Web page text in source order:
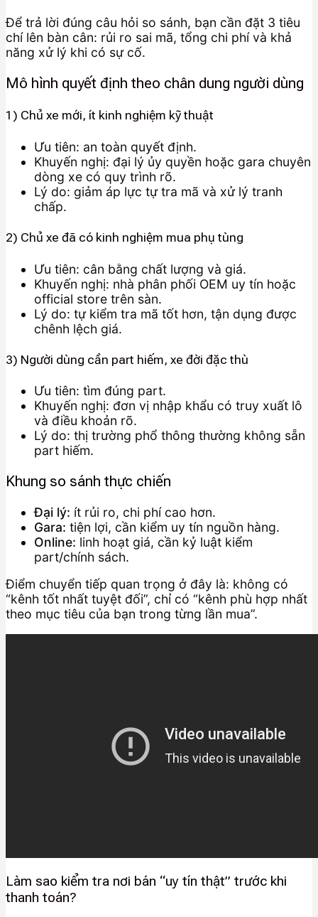
Để trả lời đúng câu hỏi so sánh, bạn cần đặt 3 tiêu
chí lên bàn cân: rủi ro sai mã, tổng chi phí và khả
năng xử lý khi có sự cố.
Mô hình quyết định theo chân dung người dùng
1) Chủ xe mới, ít kinh nghiệm kỹ thuật
Ưu tiên: an toàn quyết định.
Khuyến nghị: đại lý ủy quyền hoặc gara chuyên
dòng xe có quy trình rõ.
Lý do: giảm áp lực tự tra mã và xử lý tranh
chấp.
2) Chủ xe đã có kinh nghiệm mua phụ tùng
Ưu tiên: cân bằng chất lượng và giá.
Khuyến nghị: nhà phân phối OEM uy tín hoặc
official store trên sàn.
Lý do: tự kiểm tra mã tốt hơn, tận dụng được
chênh lệch giá.
3) Người dùng cần part hiếm, xe đời đặc thù
Ưu tiên: tìm đúng part.
Khuyến nghị: đơn vị nhập khẩu có truy xuất lô
và điều khoản rõ.
Lý do: thị trường phổ thông thường không sẵn
part hiếm.
Khung so sánh thực chiến
Đại lý: ít rủi ro, chi phí cao hơn.
Gara: tiện lợi, cần kiểm uy tín nguồn hàng.
Online: linh hoạt giá, cần kỷ luật kiểm
part/chính sách.
Điểm chuyển tiếp quan trọng ở đây là: không có
“kênh tốt nhất tuyệt đối”, chỉ có “kênh phù hợp nhất
theo mục tiêu của bạn trong từng lần mua”.
Làm sao kiểm tra nơi bán “uy tín thật” trước khi
thanh toán?